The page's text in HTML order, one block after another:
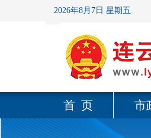
2026年8月7日 星期五
首 页 市